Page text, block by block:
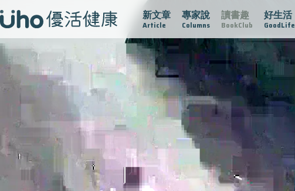
新文章
Article
專家說
Columns
讀書趣
BookClub
好生活
GoodLife
守護骨骼健康 達文西手術專欄 2025植牙指南 漸凍不孤單